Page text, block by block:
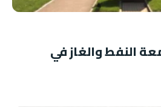
النفط والغاز في